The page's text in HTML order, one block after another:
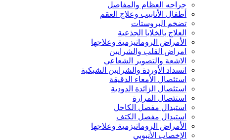
جراحه العظام والمفاصل
أطفال الأنابيب وعلاج العقم
تضخم البروستات
العلاج بالخلايا الجذعية
الأمراض الروماتيزمية وعلاجها
امراض القلب والشرايين
الاشعة والتصوير الشعاعي
انسداد الأوردة والشرايين الشبكية
استئصال الأمعاء الدقيقة
استئصال الزائدة الدودية
استئصال المرارة
استبدال مفصل الكاحل
استبدال مفصل الكتف
الأمراض الروماتيزمية وعلاجها
الإخصاب الأنبوبي